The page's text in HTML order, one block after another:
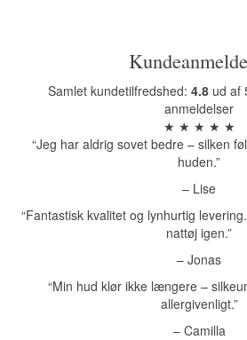
Samlet kundetilfredshed: 4.8ud af
anmeldelser
★ ★ ★ ★ ★
“Jeg har aldrig sovet bedre – silken
huden.”
– Lise
“Fantastisk kvalitet og lynhurtig
nattøj igen.”
– Jonas
“Min hud klør ikke længere –
allergivenligt.”
– Camilla